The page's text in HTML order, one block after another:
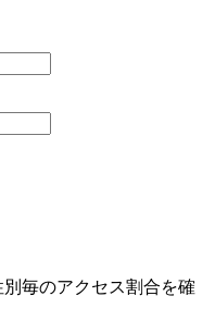
別毎のアクセス割合を確